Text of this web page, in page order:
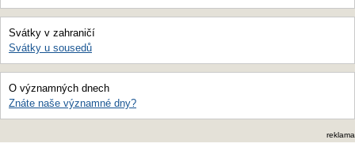
Svátky v zahraničí
Svátky u sousedů
O významných dnech
Znáte naše významné dny?
reklama